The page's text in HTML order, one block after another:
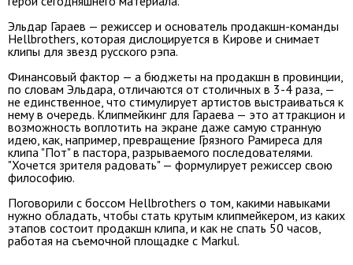
Эльдар Гараев — режиссер и основатель продакшн-команды
Hellbrothers, которая дислоцируется в Кирове и снимает
клипы для звезд русского рэпа.
Финансовый фактор — а бюджеты на продакшн в провинции,
по словам Эльдара, отличаются от столичных в 3-4 раза, —
не единственное, что стимулирует артистов выстраиваться к
нему в очередь. Клипмейкинг для Гараева — это аттракцион и
возможность воплотить на экране даже самую странную
идею, как, например, превращение Грязного Рамиреса для
клипа "Пот" в пастора, разрываемого последователями.
"Хочется зрителя радовать" — формулирует режиссер свою
философию.
Поговорили с боссом Hellbrothers о том, какими навыками
нужно обладать, чтобы стать крутым клипмейкером, из каких
этапов состоит продакшн клипа, и как не спать 50 часов,
работая на съемочной площадке с Markul.